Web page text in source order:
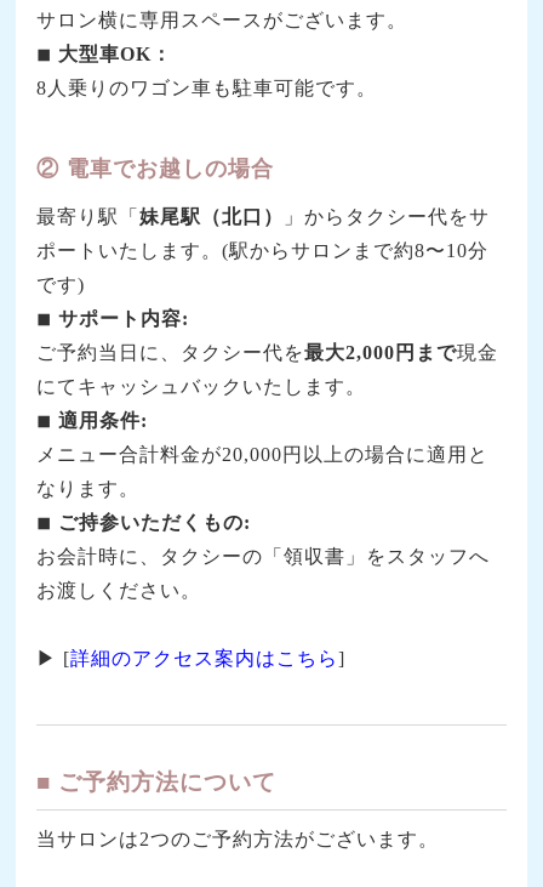
サロン横に専用スペースがございます。
◾︎ 大型車OK：
8人乗りのワゴン車も駐車可能です。
② 電車でお越しの場合
最寄り駅「妹尾駅（北口）
」からタクシー代をサ
ポートいたします。(駅からサロンまで約8〜10分
です)
◾︎ サポート内容:
ご予約当日に、タクシー代を最大2,000円まで現金
にてキャッシュバックいたします。
◾︎ 適用条件:
メニュー合計料金が20,000円以上の場合に適用と
なります。
◾︎ ご持参いただくもの:
お会計時に、タクシーの「領収書」をスタッフへ
お渡しください。
▶ [詳細のアクセス案内はこちら]
■ ご予約方法について
当サロンは2つのご予約方法がございます。